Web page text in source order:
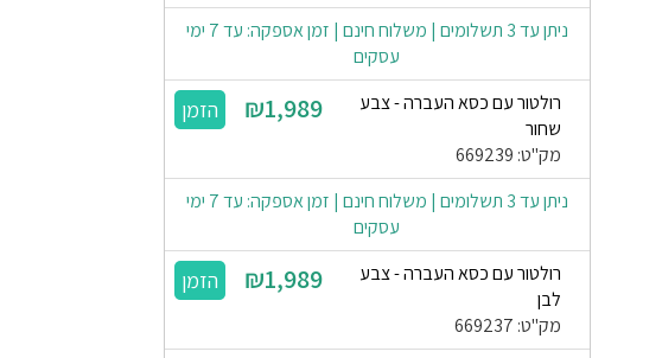
ניתן עד 3 תשלומים | משלוח חינם | זמן אספקה: עד 7 ימי
עסקים
רולטור עם כסא העברה - צבע
שחור
מק"ט: 669239
₪1,989
ניתן עד 3 תשלומים | משלוח חינם | זמן אספקה: עד 7 ימי
עסקים
רולטור עם כסא העברה - צבע
לבן
מק"ט: 669237
₪1,989